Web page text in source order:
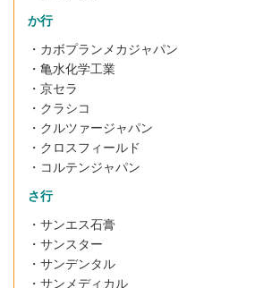
か行
・カボプランメカジャパン
・亀水化学工業
・京セラ
・クラシコ
・クルツァージャパン
・クロスフィールド
・コルテンジャパン
さ行
・サンエス石膏
・サンスター
・サンデンタル
・サンメディカル